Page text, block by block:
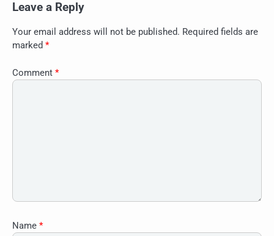
Leave a Reply
Your email address will not be published. Required fields are
marked *
Comment *
Name *